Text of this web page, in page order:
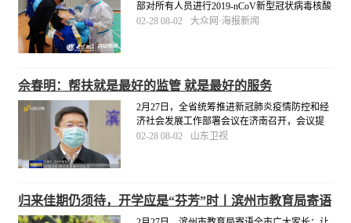
部对所有人员进行2019-nCoV新型冠状病毒核酸
检测，严格落实疫情防控主体责任，为项目安
02-28 08-02 大众网·海报新闻
佘春明：帮扶就是最好的监管 就是最好的服务
2月27日，全省统筹推进新冠肺炎疫情防控和经
济社会发展工作部署会议在济南召开，会议提
出了统筹推进疫情防控和经济社会发展工作的
02-28 08-02 山东卫视
归来佳期仍须待，开学应是“芬芳”时丨滨州市教育局寄语